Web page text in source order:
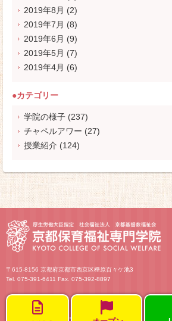
2019年8月 (2)
2019年7月 (8)
2019年6月 (9)
2019年5月 (7)
2019年4月 (6)
●カテゴリー
学院の様子 (237)
チャペルアワー (27)
授業紹介 (124)
〒615-8156 京都府京都市西京区樫原百々ケ池3
Tel. 075-391-6411 Fax. 075-392-8897
Copyright © Kyoto College of Social Welfare All rights reserved.